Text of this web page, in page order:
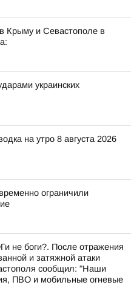
Крыму и Севастополе в
украинских
на утро 8 августа 2026
ограничили
не боги?. После отражения
и затяжной атаки
сообщил: "Наши
ПВО и мобильные огневые